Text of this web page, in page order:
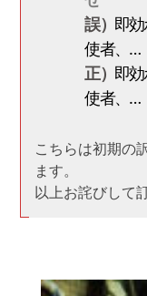
誤） 即
使者、…
正） 即
使者、…
こちらは初期の
ます。
以上お詫びして